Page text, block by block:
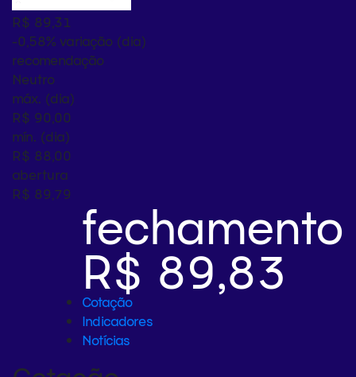
R$ 89,31
-0,58% variação (dia)
recomendação
Neutro
máx. (dia)
R$ 90,00
mín. (dia)
R$ 88,00
abertura
R$ 89,79
fechamento
R$ 89,83
Cotação
Indicadores
Notícias